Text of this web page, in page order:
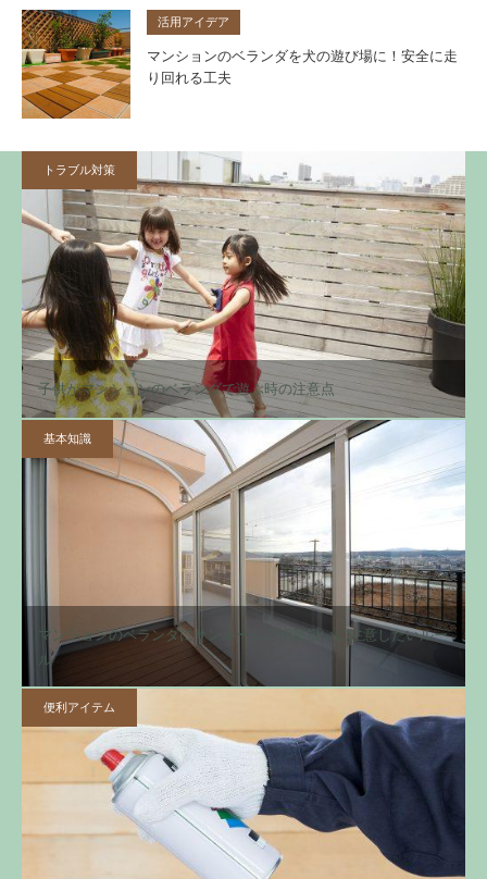
活用アイデア
マンションのベランダを犬の遊び場に！安全に走
り回れる工夫
トラブル対策
子供がマンションのベランダで遊ぶ時の注意点
基本知識
マンションのベランダにサンルーム？増築扱いに注意したいルー
ル
便利アイテム